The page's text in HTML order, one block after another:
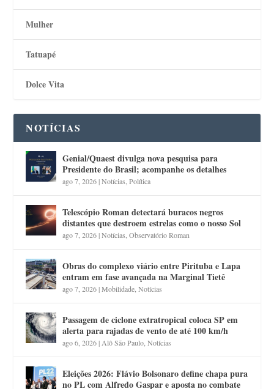
Mulher
Tatuapé
Dolce Vita
NOTÍCIAS
Genial/Quaest divulga nova pesquisa para
Presidente do Brasil; acompanhe os detalhes
ago 7, 2026|Notícias ,Política
Telescópio Roman detectará buracos negros
distantes que destroem estrelas como o nosso Sol
ago 7, 2026|Notícias ,Observatório Roman
Obras do complexo viário entre Pirituba e Lapa
entram em fase avançada na Marginal Tietê
ago 7, 2026|Mobilidade ,Notícias
Passagem de ciclone extratropical coloca SP em
alerta para rajadas de vento de até 100 km/h
ago 6, 2026| Alô São Paulo ,Notícias
Eleições 2026: Flávio Bolsonaro define chapa pura
no PL com Alfredo Gaspar e aposta no combate